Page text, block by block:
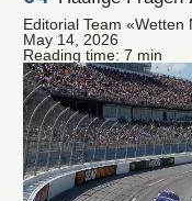
Editorial Team «Wetten
May 14, 2026
Reading time: 7 min